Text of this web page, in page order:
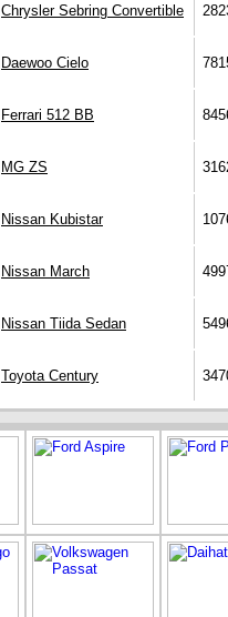
Chrysler Sebring Convertible
Daewoo Cielo
Ferrari 512 BB
MG ZS
Nissan Kubistar
Nissan March
Nissan Tiida Sedan
Toyota Century